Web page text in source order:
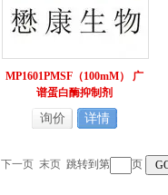
MP1601PMSF（100mM） 广
谱蛋白酶抑制剂
询价 详情
下一页 末页跳转到第 页